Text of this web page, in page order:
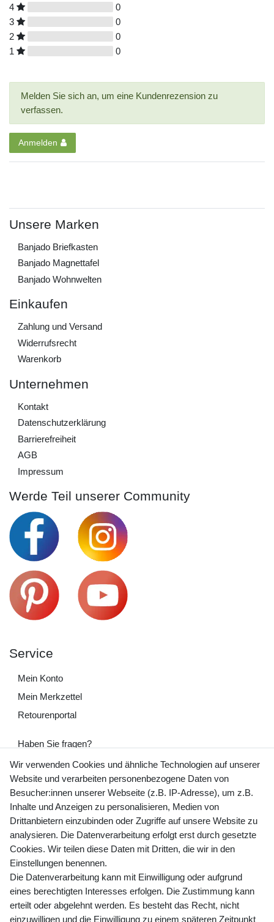
4
0
3
0
2
0
1
0
Melden Sie sich an, um eine Kundenrezension zu
verfassen.
Anmelden
Unsere Marken
Banjado Briefkasten
Banjado Magnettafel
Banjado Wohnwelten
Einkaufen
Zahlung und Versand
Widerrufs­recht
Warenkorb
Unternehmen
Kontakt
Daten­schutz­erklärung
Barrierefreiheit
AGB
Impressum
Werde Teil unserer Community
Service
Mein Konto
Mein Merkzettel
Retourenportal
Haben Sie fragen?
+49 (0) 35243 460 400
Mo-Fr 9-15 Uhr
shop@banjado.com
Preisangaben inkl. gesetzl. MwSt. und zzgl. Service- und
Versandkosten
Newsletter Anmeldung - Keine Angebote
Wir verwenden Cookies und ähnliche Technologien auf unserer
Website und verarbeiten personenbezogene Daten von
Besucher:innen unserer Webseite (z.B. IP-Adresse), um z.B.
Inhalte und Anzeigen zu personalisieren, Medien von
Drittanbietern einzubinden oder Zugriffe auf unsere Website zu
analysieren. Die Datenverarbeitung erfolgt erst durch gesetzte
Cookies. Wir teilen diese Daten mit Dritten, die wir in den
Einstellungen benennen.
Die Datenverarbeitung kann mit Einwilligung oder aufgrund
eines berechtigten Interesses erfolgen. Die Zustimmung kann
erteilt oder abgelehnt werden. Es besteht das Recht, nicht
einzuwilligen und die Einwilligung zu einem späteren Zeitpunkt